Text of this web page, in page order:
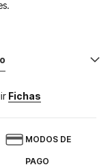
Fichas
MODOS DE
PAGO